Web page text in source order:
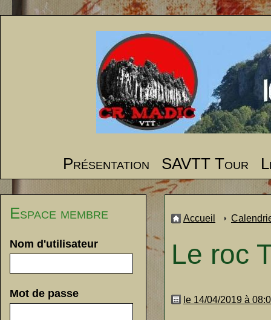
Présentation SAVTT Tour
Espace membre
Nom d'utilisateur
Mot de passe
Accueil
Le roc
le 14/04/2019 à